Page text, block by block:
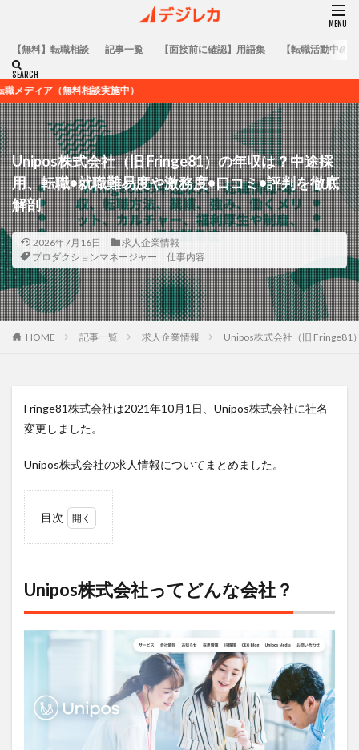
【無料】転職相談 記事一覧 【面接前に確認】用語集 【転職活動中の
実施中）
Unipos株式会社（旧 Fringe81）の年収は？中途採
用、転職•就職難易度や激務度•口コミ•評判を徹底
解剖
2026年7月16日
求人企業情報
プロダクションマネージャー 仕事内容
HOME 記事一覧 求人企業情報 Unipos株式会社（旧 Fringe81
Fringe81株式会社は2021年10月1日、Unipos株式会社に社名
変更しました。
Unipos株式会社の求人情報についてまとめました。
目次
社って
どんな
会社？
1.1
グロ
ー
Unipos株式会社ってどんな会社？